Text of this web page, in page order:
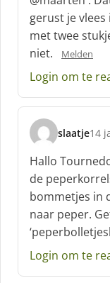
h
r
e
e
:
gerust je
met twee
niet.
Melden
Login om te
slaatje
s
c
h
r
e
e
f
14
Hallo
de
bommetjes in
naar peper.
Login om te